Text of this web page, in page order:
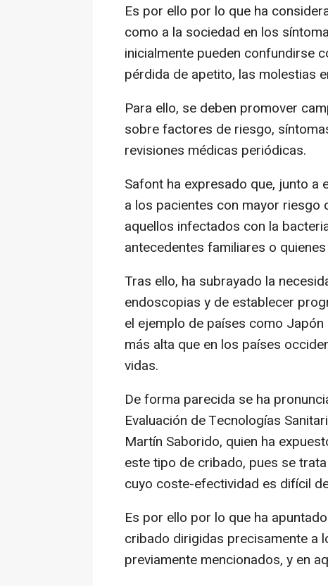
Es por ello por lo que ha
como a la sociedad en los
inicialmente pueden confundirse
pérdida de apetito, las molestias
Para ello, se deben promover
sobre factores de riesgo,
revisiones médicas periódicas.
Safont ha expresado que, junto
a los pacientes con mayor
aquellos infectados con la
antecedentes familiares o
Tras ello, ha subrayado la
endoscopias y de establecer
el ejemplo de países como
más alta que en los países
vidas.
De forma parecida se ha
Evaluación de Tecnologías
Martín Saborido, quien ha
este tipo de cribado, pues se
cuyo coste-efectividad es difícil
Es por ello por lo que ha
cribado dirigidas precisamente a
previamente mencionados, y en